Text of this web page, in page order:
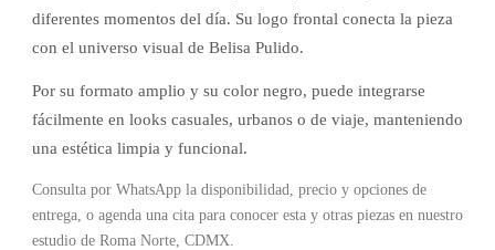
diferentes momentos del día. Su logo frontal conecta la pieza
con el universo visual de Belisa Pulido.
Por su formato amplio y su color negro, puede integrarse
fácilmente en looks casuales, urbanos o de viaje, manteniendo
una estética limpia y funcional.
Consulta por WhatsApp la disponibilidad, precio y opciones de
entrega, o agenda una cita para conocer esta y otras piezas en nuestro
estudio de Roma Norte, CDMX.